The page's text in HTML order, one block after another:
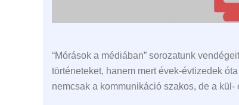
“Mórások a médiában” sorozatunk
történeteket, hanem mert évek-évtizedek
nemcsak a kommunikáció szakos, de a